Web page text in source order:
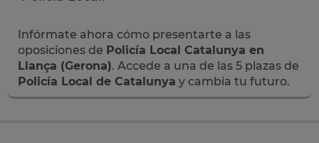
Infórmate ahora cómo presentarte a las
oposiciones de Policía Local Catalunya en
Llança (Gerona). Accede a una de las 5 plazas de
Policía Local de Catalunya y cambia tu futuro.